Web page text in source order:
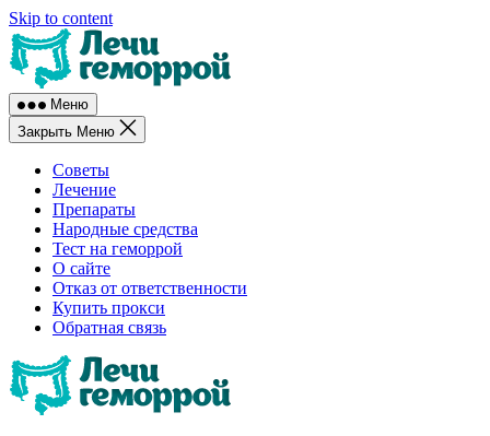
Skip to content
Меню
Закрыть Меню
Советы
Лечение
Препараты
Народные средства
Тест на геморрой
О сайте
Отказ от ответственности
Купить прокси
Обратная связь